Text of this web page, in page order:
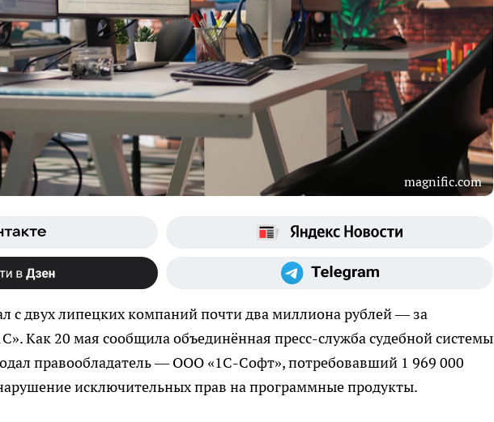
magnific.com
с двух липецких компаний почти два миллиона рублей — за
Как 20 мая сообщила объединённая пресс-служба судебной системы
правообладатель — ООО «1С-Софт», потребовавший 1 969 000
исключительных прав на программные продукты.